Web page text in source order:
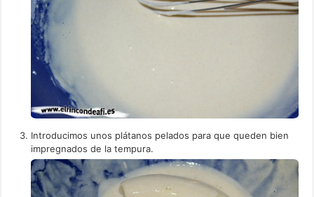
Introducimos unos plátanos pelados para que queden bien
impregnados de la tempura.